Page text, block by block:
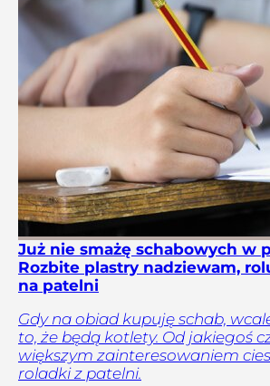
Już nie smażę schabowych w
Rozbite plastry nadziewam,
na patelni
Gdy na obiad kupuję schab,
to, że będą kotlety. Od jakiegoś
większym zainteresowaniem
roladki z patelni.